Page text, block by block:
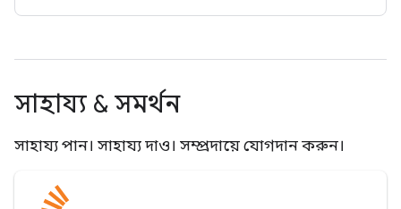
সাহায্য & সমর্থন
সাহায্য পান। সাহায্য দাও। সম্প্রদায়ে যোগদান করুন।